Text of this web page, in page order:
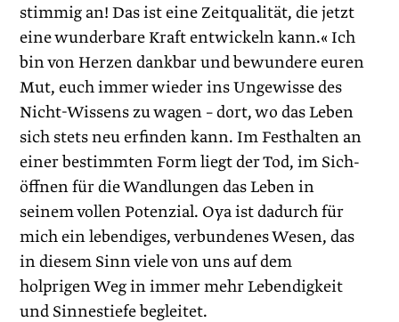
stimmig an! Das ist eine Zeitqualität, die jetzt
eine wunderbare Kraft entwickeln kann.« Ich
bin von Herzen dankbar und bewundere euren
Mut, euch immer wieder ins Ungewisse des
Nicht-Wissens zu wagen – dort, wo das Leben
sich stets neu erfinden kann. Im Festhalten an
einer bestimmten Form liegt der Tod, im Sich-
öffnen für die Wandlungen das Leben in
seinem vollen Potenzial. Oya ist dadurch für
mich ein lebendiges, verbundenes Wesen, das
in diesem Sinn viele von uns auf dem
holprigen Weg in immer mehr Lebendigkeit
und Sinnestiefe begleitet.